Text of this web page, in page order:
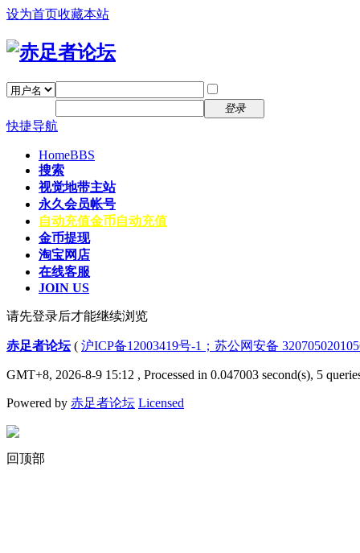
设为首页收藏本站
登录
快捷导航
HomeBBS
搜索
视觉地带主站
永久会员帐号
自动充值金币自动充值
金币提现
淘宝网店
在线客服
JOIN US
请先登录后才能继续浏览
赤足者论坛( 沪ICP备12003419号-1；苏公网安备
GMT+8, 2026-8-9 15:12 , Processed in 0.047003 second(s), 5
Powered by 赤足者论坛 Licensed
回顶部